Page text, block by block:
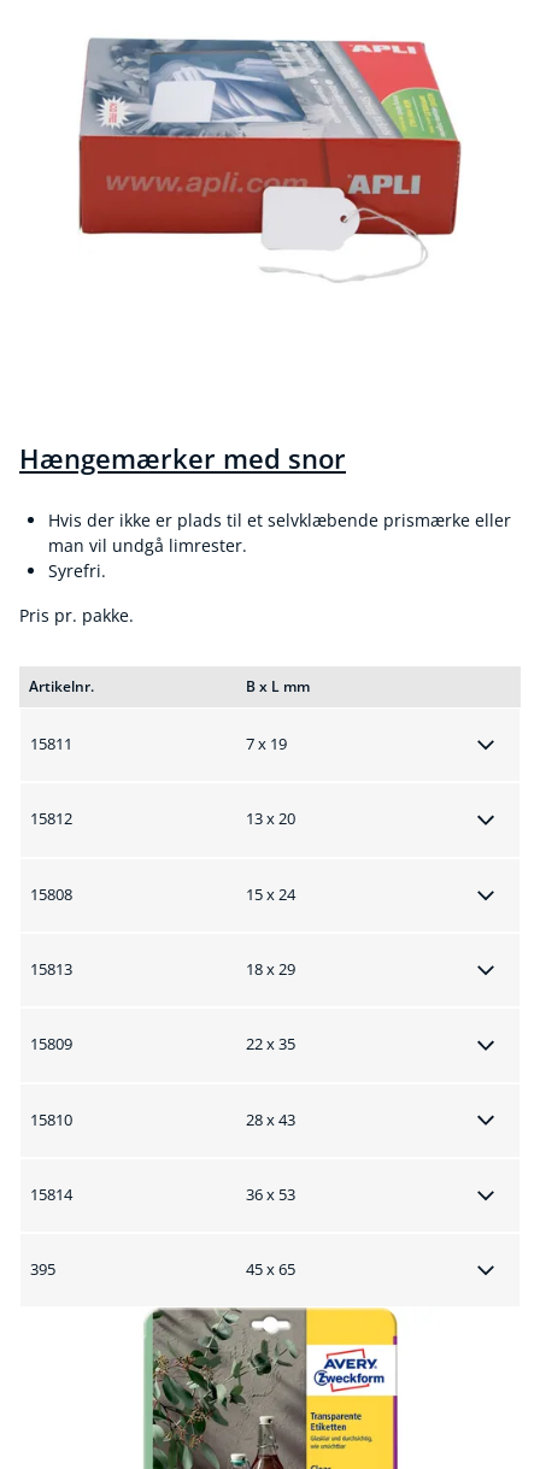
Hængemærker med snor
Hvis der ikke er plads til et selvklæbende prismærke eller
man vil undgå limrester.
Syrefri.
Pris pr. pakke.
Artikelnr. B x L mm
15811 7 x 19
15812 13 x 20
15808 15 x 24
15813 18 x 29
15809 22 x 35
15810 28 x 43
15814 36 x 53
395 45 x 65